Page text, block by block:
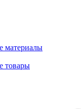
материалы
товары